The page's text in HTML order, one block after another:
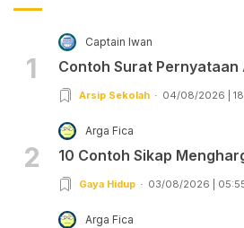
1
Captain Iwan
Contoh Surat Pernyataan
Arsip Sekolah 04/08/2026 |
2
Arga Fica
10 Contoh Sikap
Gaya Hidup 03/08/2026 |
Arga Fica